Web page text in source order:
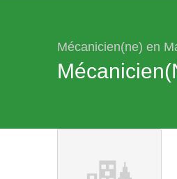
Mécanicien(ne) en